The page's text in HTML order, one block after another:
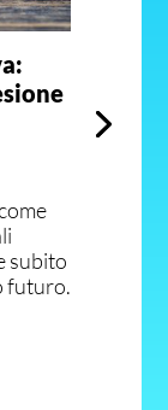
subito
futuro.